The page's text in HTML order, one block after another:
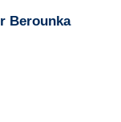
Berounka